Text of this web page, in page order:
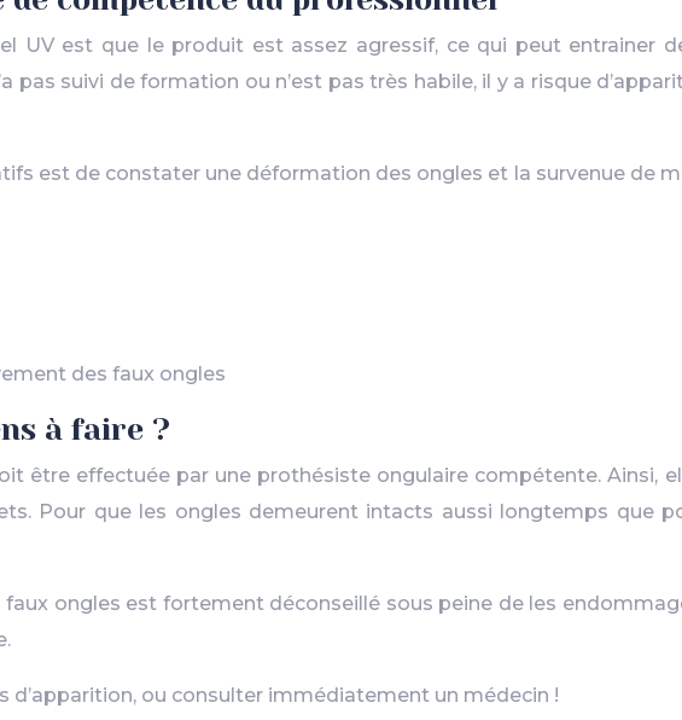
UV est que le produit est assez agressif, ce qui peut
pas suivi de formation ou n’est pas très habile, il y a risque
est de constater une déformation des ongles et la survenue de
des faux ongles
à faire ?
être effectuée par une prothésiste ongulaire compétente. Ainsi,
Pour que les ongles demeurent intacts aussi longtemps que
ongles est fortement déconseillé sous peine de les
d’apparition, ou consulter immédiatement un médecin !